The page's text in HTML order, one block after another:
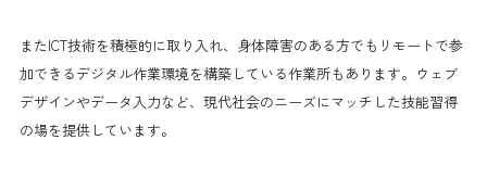
またICT技術を積極的に取り入れ、身体障害のある方でもリモートで参
加できるデジタル作業環境を構築している作業所もあります。ウェブ
デザインやデータ入力など、現代社会のニーズにマッチした技能習得
の場を提供しています。